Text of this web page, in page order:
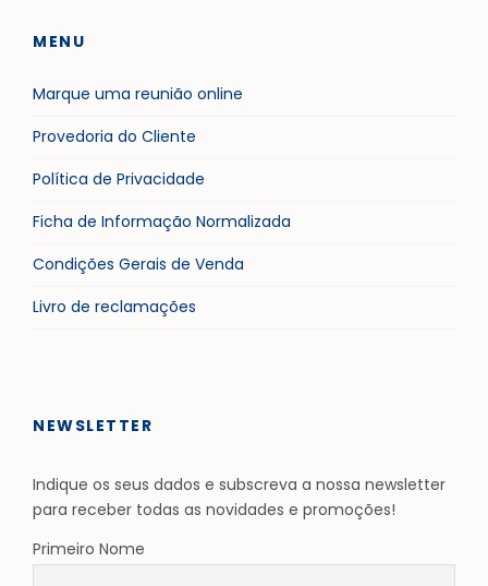
MENU
Marque uma reunião online
Provedoria do Cliente
Política de Privacidade
Ficha de Informação Normalizada
Condições Gerais de Venda
Livro de reclamações
NEWSLETTER
Indique os seus dados e subscreva a nossa newsletter
para receber todas as novidades e promoções!
Primeiro Nome